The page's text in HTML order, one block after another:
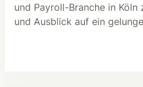
und Payroll-Branche in Köln
und Ausblick auf ein